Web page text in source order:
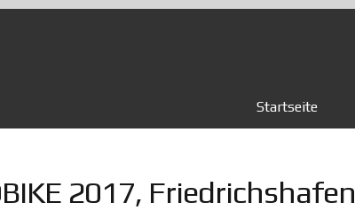
Startseite
2017, Friedrichshafen